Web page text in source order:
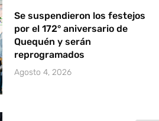
Se suspendieron los festejos
por el 172° aniversario de
Quequén y serán
reprogramados
Agosto 4, 2026